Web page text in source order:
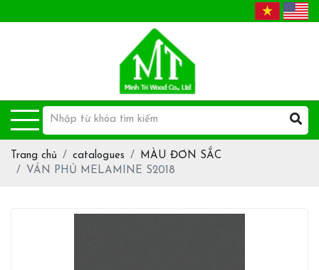
Trang chủ catalogues
MÀU ĐƠN SẮC
VÁN PHỦ MELAMINE S2018